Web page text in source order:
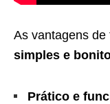
As vantagens de
simples e
Prático e